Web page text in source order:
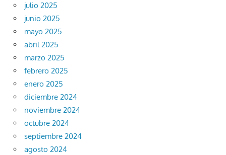
julio 2025
junio 2025
mayo 2025
abril 2025
marzo 2025
febrero 2025
enero 2025
diciembre 2024
noviembre 2024
octubre 2024
septiembre 2024
agosto 2024